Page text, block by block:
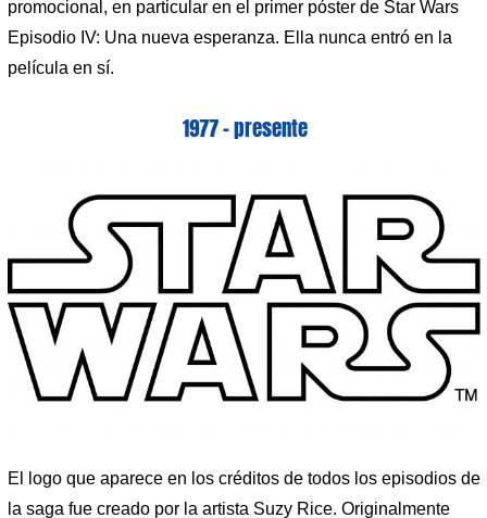
promocional, en particular en el primer póster de Star Wars
Episodio IV: Una nueva esperanza. Ella nunca entró en la
película en sí.
1977 – presente
El logo que aparece en los créditos de todos los episodios de
la saga fue creado por la artista Suzy Rice. Originalmente